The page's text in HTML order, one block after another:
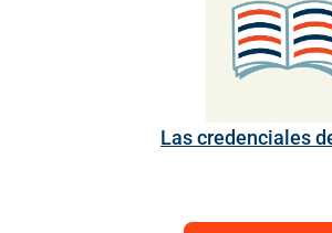
Las credenciales